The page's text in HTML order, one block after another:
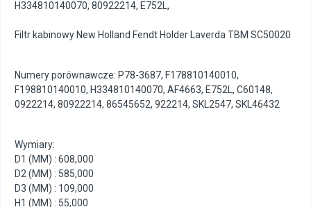
H334810140070, 80922214, E752L ,
Filtr kabinowy New Holland Fendt Holder Laverda TBM SC50020
Numery porównawcze: P78-3687, F178810140010,
F198810140010, H334810140070, AF4663, E752L, C60148,
0922214, 80922214, 86545652, 922214, SKL2547, SKL46432
Wymiary:
D1 (MM) : 608,000
D2 (MM) : 585,000
D3 (MM) : 109,000
H1 (MM) : 55,000